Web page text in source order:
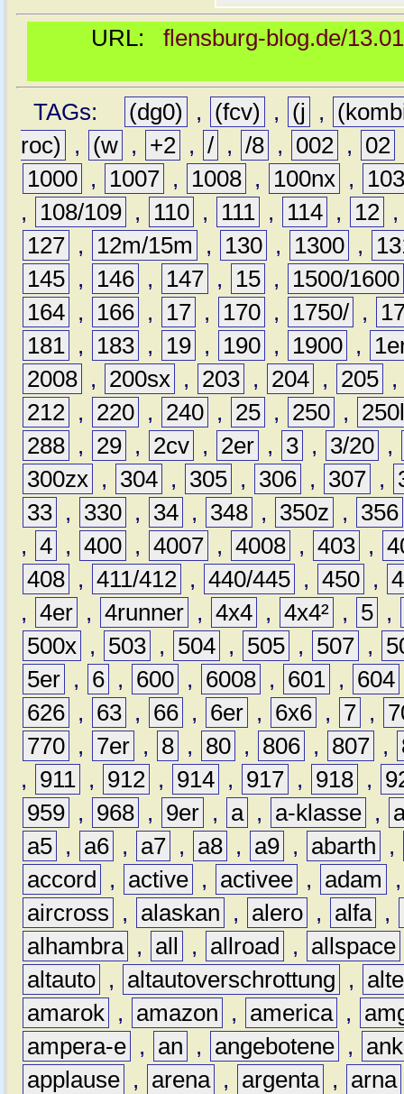
URL: flensburg-blog.de/
TAGs: (dg0) , (fcv) , (j ,
roc)
, (w , +2 , / , /8 , 002 , 02
1000 , 1007 , 1008 , 100nx ,
,
108/109 , 110 , 111 , 114 , 12
127 , 12m/15m , 130 , 1300 ,
145 , 146 , 147 , 15 ,
1500/1600
164 , 166 , 17 , 170 , 1750/ ,
181 , 183 , 19 , 190 , 1900 ,
2008 , 200sx , 203 , 204 , 205 ,
212 , 220 , 240 , 25 , 250 ,
288 , 29 , 2cv , 2er , 3 , 3/20 ,
300zx , 304 , 305 , 306 , 307 ,
33 , 330 , 34 , 348 , 350z ,
356
, 4 , 400 , 4007 , 4008 , 403 ,
408 , 411/412 , 440/445 , 450 ,
, 4er , 4runner , 4x4 , 4x4² , 5 ,
500x , 503 , 504 , 505 , 507 ,
5er , 6 , 600 , 6008 , 601 , 604
626 , 63 , 66 , 6er , 6x6 , 7 ,
770 , 7er , 8 , 80 , 806 , 807 ,
,
911 , 912 , 914 , 917 , 918 ,
959 , 968 , 9er , a , a-klasse ,
a5 , a6 , a7 , a8 , a9 , abarth
,
accord
, active , activee , adam
aircross
, alaskan , alero , alfa ,
alhambra , all , allroad , allspace
altauto , altautoverschrottung ,
amarok , amazon , america ,
ampera-e , an , angebotene ,
applause , arena , argenta , arna